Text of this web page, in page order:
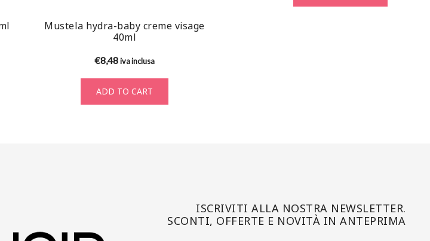
Mustela hydra-baby creme visage
40ml
€8,48iva inclusa
ADD TO CART
ISCRIVITI ALLA NOSTRA NEWSLETTER.
SCONTI, OFFERTE E NOVITÀ IN ANTEPRIMA